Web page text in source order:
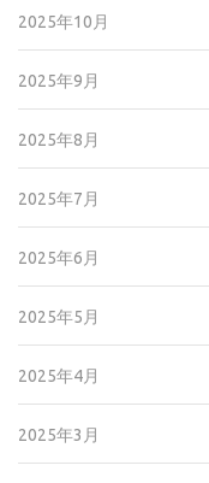
2025年10月
2025年9月
2025年8月
2025年7月
2025年6月
2025年5月
2025年4月
2025年3月